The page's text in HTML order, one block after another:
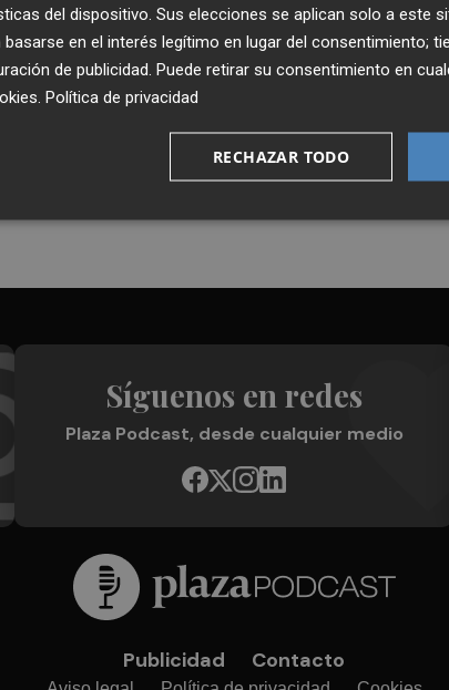
Recibe toda la actualidad de
Plaza Podcast en tu correo
Síguenos en redes
Plaza Podcast, desde cualquier medio
Publicidad Contacto
del dispositivo. Sus elecciones se aplican solo a este
en el interés legítimo en lugar del consentimiento;
de publicidad . Puede retirar su consentimiento en
Política de privacidad
RECHAZAR TODO